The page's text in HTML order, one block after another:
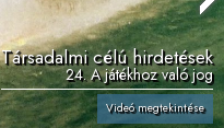
Társadalmi célú hirdetések
24. A játékhoz való jog
Videó megtekintése